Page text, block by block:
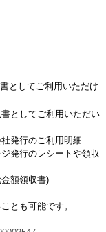
としてご利用いただけ
としてご利用いただい
発行のご利用明細
発行のレシートや領収
額領収書)
とも可能です。